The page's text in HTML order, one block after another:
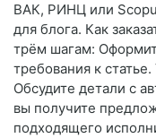
ВАК, РИНЦ или
для блога. Как
трём шагам:
требования к
Обсудите детали с
вы получите
подходящего